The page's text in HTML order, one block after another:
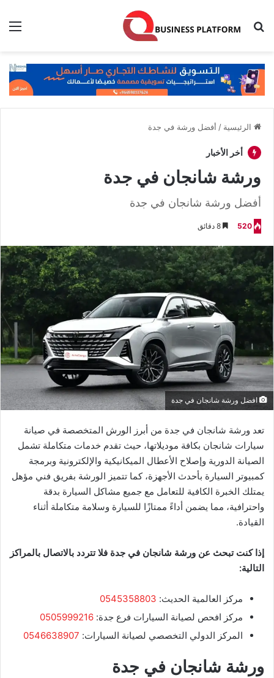
بحث عن
الرئيسية / أفضل ورشة في جدة
أخر الأخبار
ورشة شانجان في جدة
أفضل ورشة شانجان في جدة
520
افضل ورشة شانجان في جدة
تعد ورشة شانجان في جدة من أبرز الورش المتخصصة في صيانة
سيارات شانجان بكافة موديلاتها، حيث تقدم خدمات متكاملة تشمل
الصيانة الدورية وإصلاح الأعطال الميكانيكية والإلكترونية وبرمجة
كمبيوتر السيارة بأحدث الأجهزة، كما تتميز الورشة بفريق فني مؤهل
يمتلك الخبرة الكافية للتعامل مع جميع مشاكل السيارة بدقة
واحترافية، مما يضمن أداءً ممتازًا للسيارة وسلامة متكاملة أثناء
القيادة.
إذا كنت تبحث عن ورشة شانجان في جدة فلا تتردد بالاتصال بالمراكز
التالية:
مركز العالمية الحديث: 0545358803
مركز افحص لصيانة السيارات فرع جدة: 0505999216
المركز الدولي التخصصي لصيانة السيارات: 0546638907
ورشة شانجان في جدة